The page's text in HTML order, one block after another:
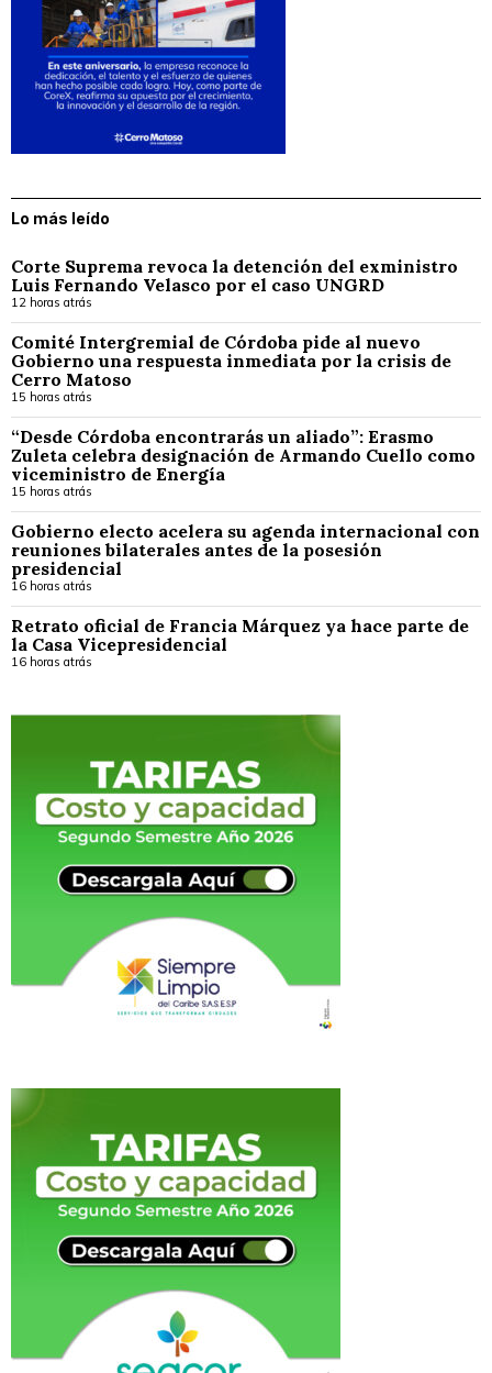
Lo más leído
Corte Suprema revoca la detención del exministro
Luis Fernando Velasco por el caso UNGRD
12 horas atrás
Comité Intergremial de Córdoba pide al nuevo
Gobierno una respuesta inmediata por la crisis de
Cerro Matoso
15 horas atrás
“Desde Córdoba encontrarás un aliado”: Erasmo
Zuleta celebra designación de Armando Cuello como
viceministro de Energía
15 horas atrás
Gobierno electo acelera su agenda internacional con
reuniones bilaterales antes de la posesión
presidencial
16 horas atrás
Retrato oficial de Francia Márquez ya hace parte de
la Casa Vicepresidencial
16 horas atrás